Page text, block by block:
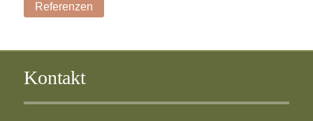
Referenzen
Kontakt